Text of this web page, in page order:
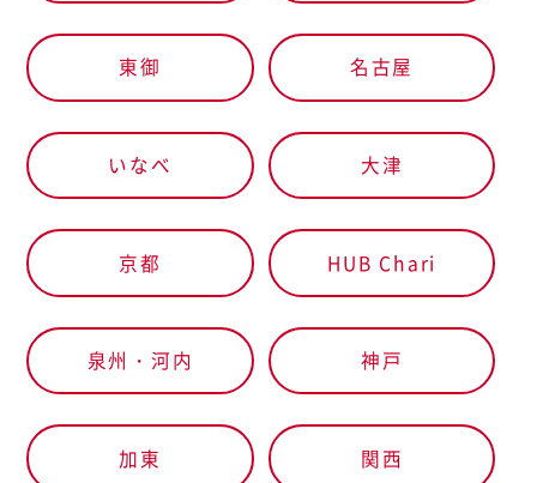
東御 名古屋
いなべ 大津
京都 HUB Chari
泉州・河内 神戸
加東 関西